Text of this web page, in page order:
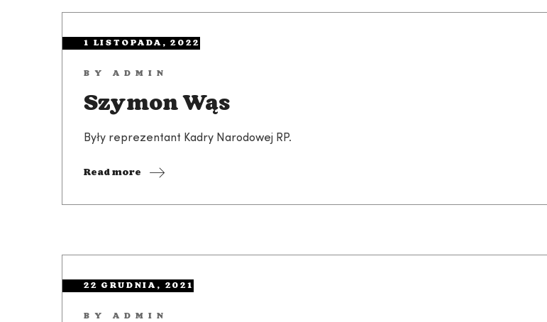
1 LISTOPADA, 2022
BY ADMIN
Szymon Wąs
Były reprezentant Kadry Narodowej RP.
Read more
22 GRUDNIA, 2021
BY ADMIN